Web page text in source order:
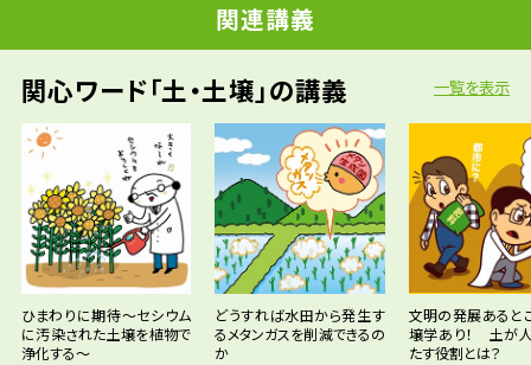
関連講義
関心ワード「土・土壌」の講義
ひまわりに期待～セシウム
に汚染された土壌を植物で
浄化する～
どうすれば水田から発生す
るメタンガスを削減できるの
か
文明の発展あると
壌学あり！ 土が
たす役割とは？
一覧を表示